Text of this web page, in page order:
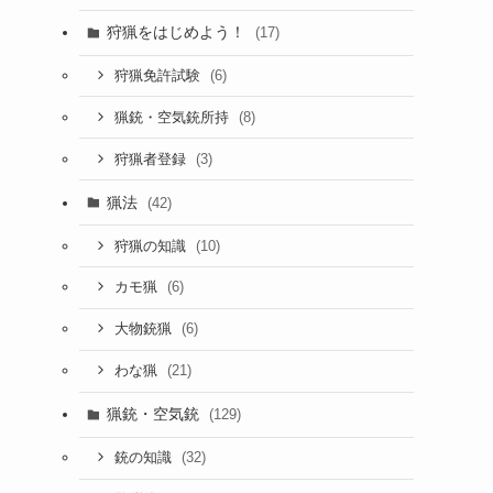
狩猟をはじめよう！ (17)
狩猟免許試験 (6)
猟銃・空気銃所持 (8)
狩猟者登録 (3)
猟法 (42)
狩猟の知識 (10)
カモ猟 (6)
大物銃猟 (6)
わな猟 (21)
猟銃・空気銃 (129)
銃の知識 (32)